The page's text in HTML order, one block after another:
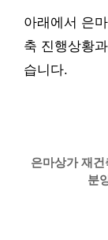
아래에서 은
축 진행상황
습니다.
은마상가 재
분